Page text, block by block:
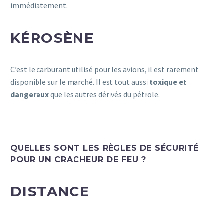
immédiatement.
KÉROSÈNE
C’est le carburant utilisé pour les avions, il est rarement
disponible sur le marché. Il est tout aussi toxique et
dangereuxque les autres dérivés du pétrole.
QUELLES SONT LES RÈGLES DE SÉCURITÉ
POUR UN CRACHEUR DE FEU ?
DISTANCE